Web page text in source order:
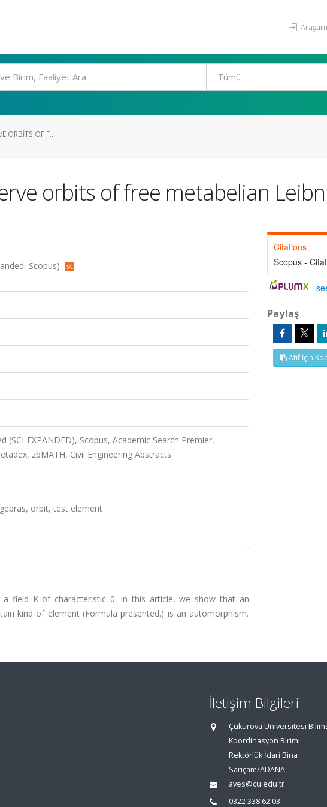
ORBITS OF F...
orbits of free metabelian
Scopus)
(SCI-EXPANDED), Scopus, Academic Search Premier,
zbMATH, Civil Engineering Abstracts
orbit, test element
field K of characteristic 0. In this article, we show that an
kind of element (Formula presented.) is an automorphism.
Citations
Scopus -
-
Paylaş
Atıf İçin
İletişim Bilgileri
Çukurova Üniversitesi
Koordinasyon Birimi
Rektörlük İdari Bina
Sarıçam/ADANA
aves@cu.edu.tr
0322 338 62 03